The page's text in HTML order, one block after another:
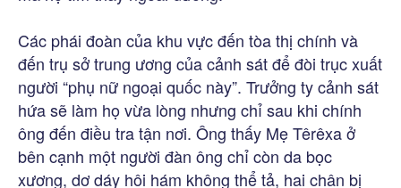
Các phái đoàn của khu vực đến tòa thị chính và
đến trụ sở trung ương của cảnh sát để đòi trục xuất
người “phụ nữ ngoại quốc này”. Trưởng ty cảnh sát
hứa sẽ làm họ vừa lòng nhưng chỉ sau khi chính
ông đến điều tra tận nơi. Ông thấy Mẹ Têrêxa ở
bên cạnh một người đàn ông chỉ còn da bọc
xương, dơ dáy hôi hám không thể tả, hai chân bị